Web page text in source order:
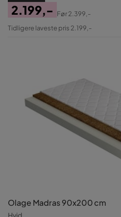
Pris
2.199,-
Original
Før2.399,-
Tidligere laveste pris 2.199,-
Olage Madras 90x200 cm
Hvid